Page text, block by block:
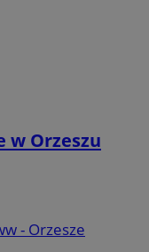
w Orzeszu
- Orzesze